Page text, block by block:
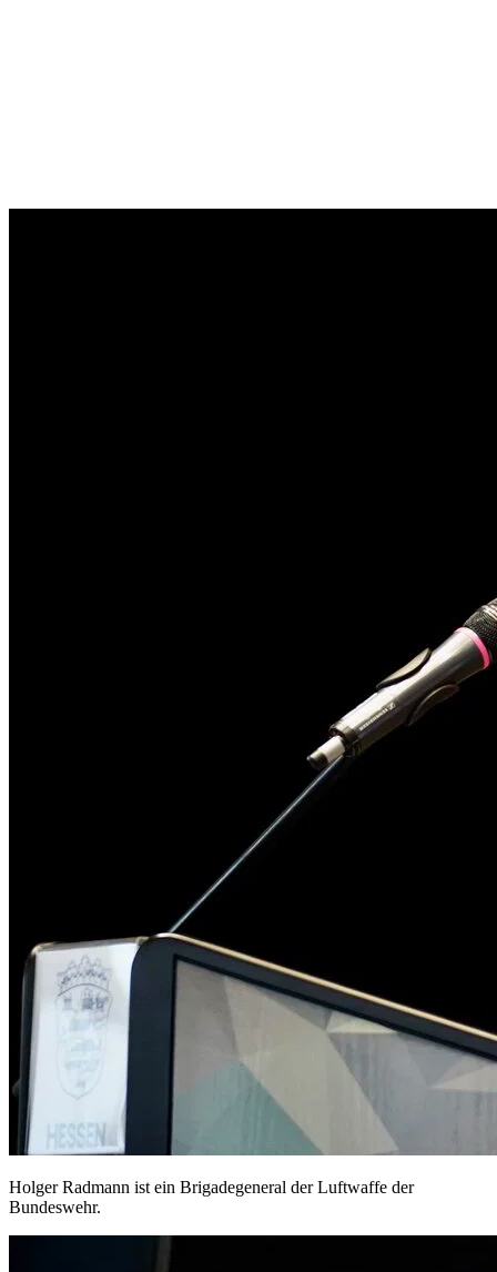
Holger Radmann ist ein Brigadegeneral der Luftwaffe der
Bundeswehr.